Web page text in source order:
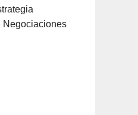
Negociaciones